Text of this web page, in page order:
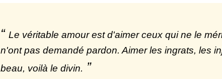
Le véritable amour est d'aimer ceux qui ne le
n'ont pas demandé pardon. Aimer les ingrats, les
beau, voilà le divin.